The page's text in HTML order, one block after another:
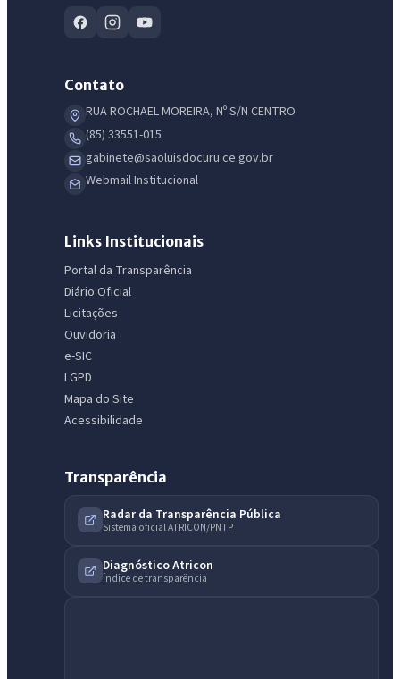
Contato
RUA ROCHAEL MOREIRA, Nº S/N CENTRO
(85) 33551-015
gabinete@saoluisdocuru.ce.gov.br
Webmail Institucional
Links Institucionais
Portal da Transparência
Diário Oficial
Licitações
Ouvidoria
e-SIC
LGPD
Mapa do Site
Acessibilidade
Transparência
Radar da Transparência Pública
Sistema oficial ATRICON/PNTP
Diagnóstico Atricon
Índice de transparência
IntGest AI
Assistente do Portal